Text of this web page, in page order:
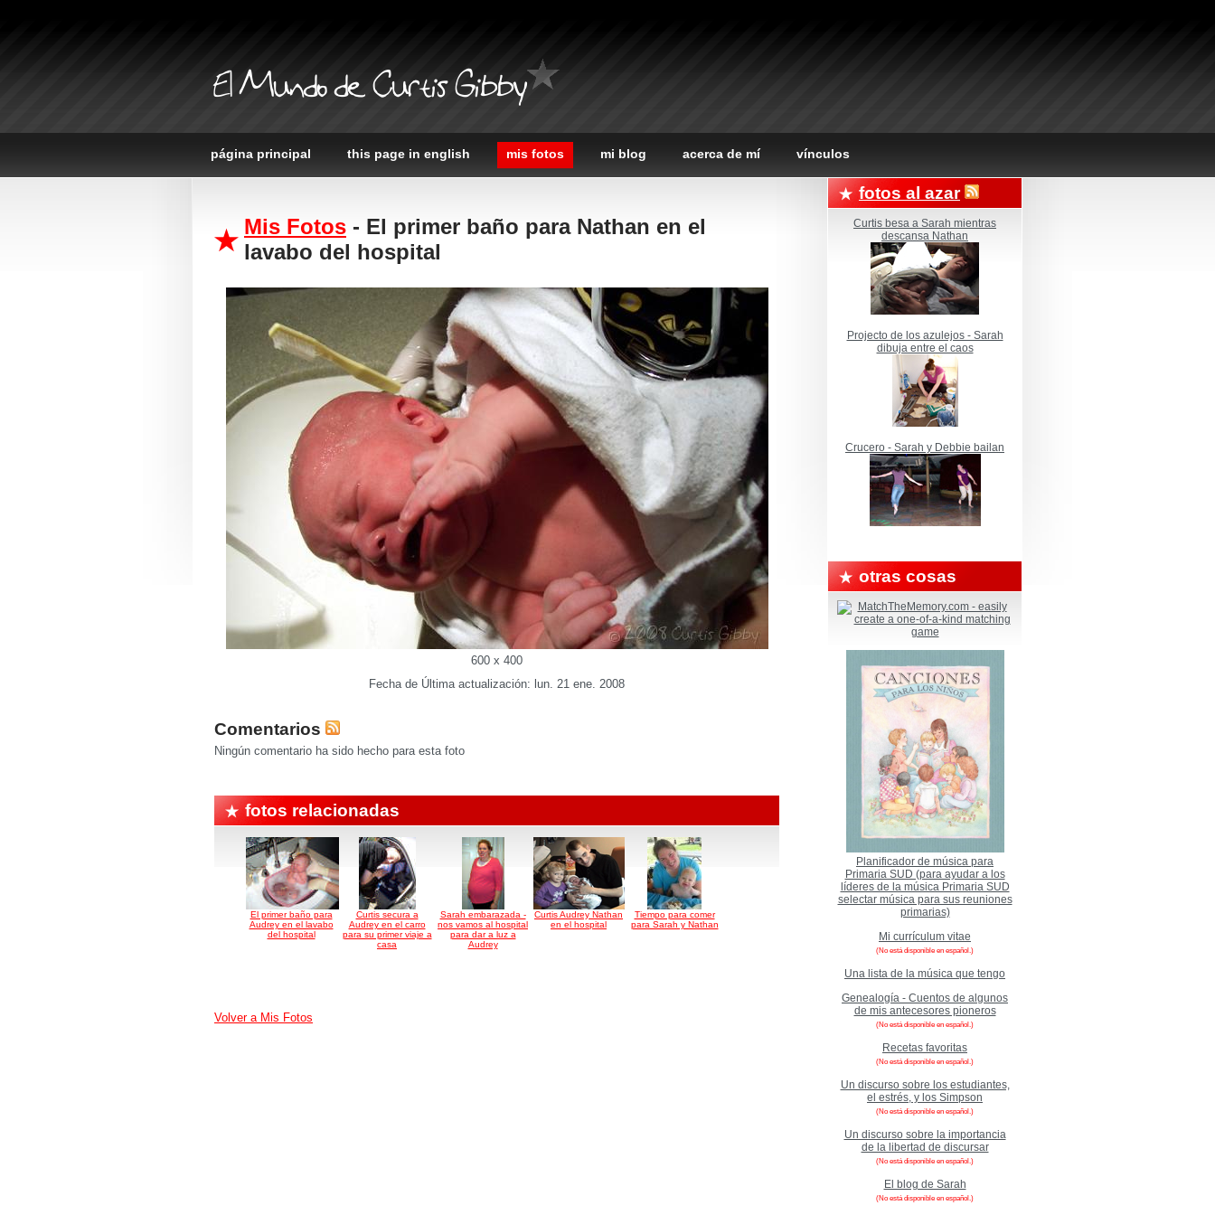
El Mundo de Curtis Gibby
página principal this page in english mis fotos mi blog acerca de mí vínculos
Mis Fotos - El primer baño para Nathan en el
lavabo del hospital
600 x 400
Fecha de Última actualización: lun. 21 ene. 2008
Comentarios
Ningún comentario ha sido hecho para esta foto
fotos relacionadas
El primer baño para
Audrey en el lavabo
del hospital
Curtis secura a
Audrey en el carro
para su primer viaje a
casa
Sarah embarazada -
nos vamos al hospital
para dar a luz a
Audrey
Curtis Audrey Nathan
en el hospital
Tiempo para comer
para Sarah y Nathan
Volver a Mis Fotos
fotos al azar
Curtis besa a Sarah mientras
descansa Nathan
Projecto de los azulejos - Sarah
dibuja entre el caos
Crucero - Sarah y Debbie bailan
otras cosas
Planificador de música para
Primaria SUD (para ayudar a los
líderes de la música Primaria SUD
selectar música para sus reuniones
primarias)
Mi currículum vitae
(No está disponible en español.)
Una lista de la música que tengo
Genealogía - Cuentos de algunos
de mis antecesores pioneros
(No está disponible en español.)
Recetas favoritas
(No está disponible en español.)
Un discurso sobre los estudiantes,
el estrés, y los Simpson
(No está disponible en español.)
Un discurso sobre la importancia
de la libertad de discursar
(No está disponible en español.)
El blog de Sarah
(No está disponible en español.)